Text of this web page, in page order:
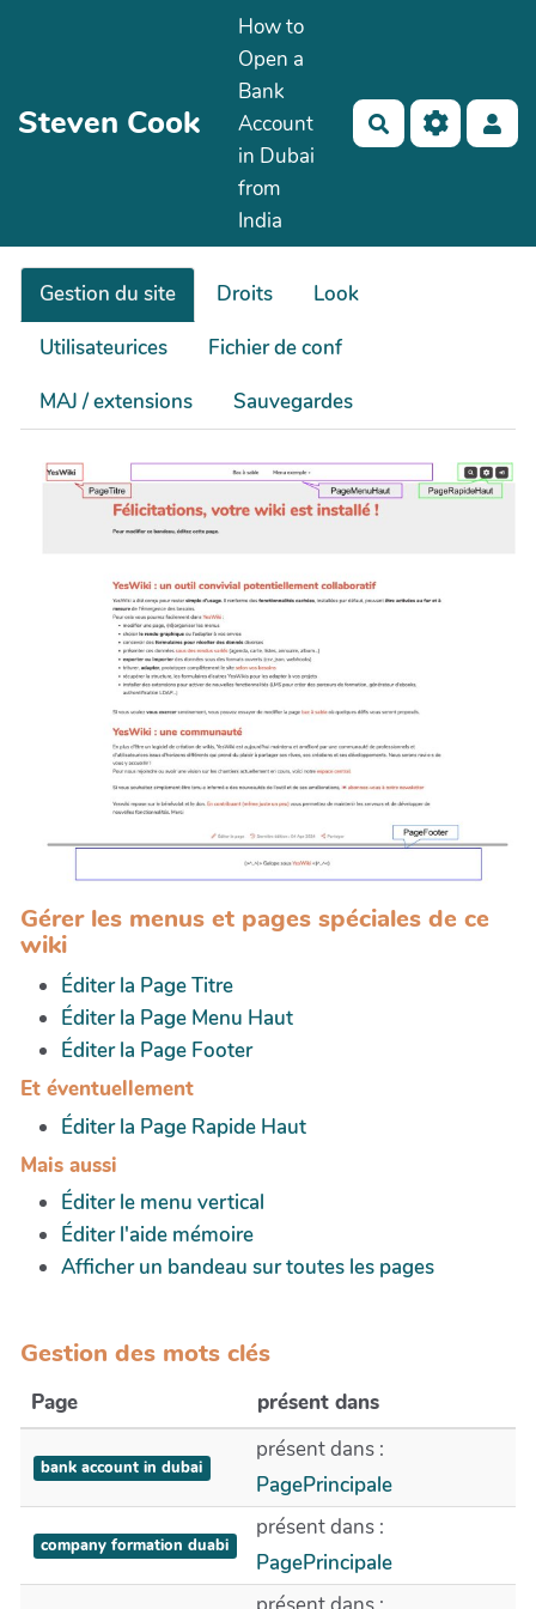
Aller au contenu principal
Steven Cook
How to
Open a
Bank
Account
in Dubai
from
India
Rechercher
Gestion du site Droits
Look
Utilisateurices
Fichier de conf
MAJ / extensions
Sauvegardes
Gérer les menus et pages spéciales de ce
wiki
Éditer la Page Titre
Éditer la Page Menu Haut
Éditer la Page Footer
Et éventuellement
Éditer la Page Rapide Haut
Mais aussi
Éditer le menu vertical
Éditer l'aide mémoire
Afficher un bandeau sur toutes les pages
Gestion des mots clés
Page présent dans
bank account in dubai
présent dans :
PagePrincipale
company formation duabi
présent dans :
PagePrincipale